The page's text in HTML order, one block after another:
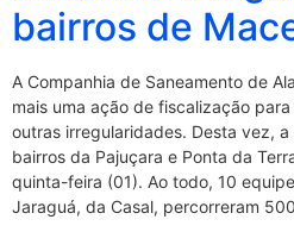
bairros de
A Companhia de Saneamento de
mais uma ação de fiscalização
outras irregularidades. Desta vez,
bairros da Pajuçara e Ponta da
quinta-feira (01). Ao todo, 10
Jaraguá, da Casal, percorreram